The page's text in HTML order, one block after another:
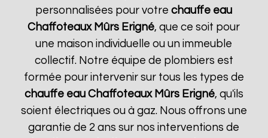
personnalisées pour votrechauffe eau
Chaffoteaux Mûrs Erigné, que ce soit pour
une maison individuelle ou un immeuble
collectif. Notre équipe de plombiers est
formée pour intervenir sur tous les types de
chauffe eau Chaffoteaux Mûrs Erigné, qu'ils
soient électriques ou à gaz. Nous offrons une
garantie de 2 ans sur nos interventions de